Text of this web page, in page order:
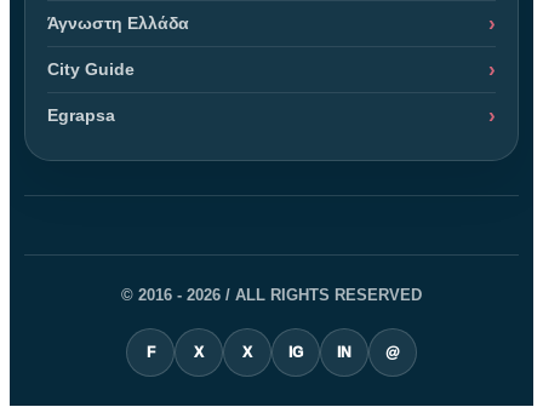
Άγνωστη Ελλάδα
City Guide
Egrapsa
© 2016 - 2026 / ALL RIGHTS RESERVED
F X X IG IN @